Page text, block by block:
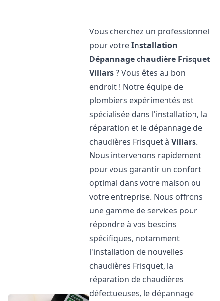
Vous cherchez un professionnel
pour votreInstallation
Dépannage chaudière Frisquet
Villars? Vous êtes au bon
endroit ! Notre équipe de
plombiers expérimentés est
spécialisée dans l'installation, la
réparation et le dépannage de
chaudières Frisquet àVillars.
Nous intervenons rapidement
pour vous garantir un confort
optimal dans votre maison ou
votre entreprise. Nous offrons
une gamme de services pour
répondre à vos besoins
spécifiques, notamment
l'installation de nouvelles
chaudières Frisquet, la
réparation de chaudières
défectueuses, le dépannage